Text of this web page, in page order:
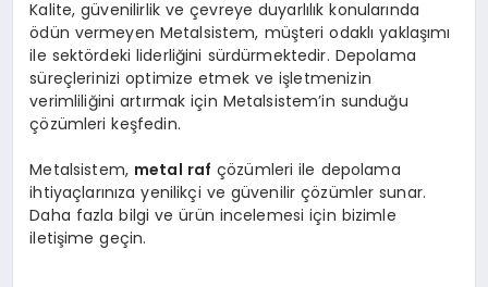
Kalite, güvenilirlik ve çevreye duyarlılık konularında
ödün vermeyen Metalsistem, müşteri odaklı yaklaşımı
ile sektördeki liderliğini sürdürmektedir. Depolama
süreçlerinizi optimize etmek ve işletmenizin
verimliliğini artırmak için Metalsistem’in sunduğu
çözümleri keşfedin.
Metalsistem, metal raf çözümleri ile depolama
ihtiyaçlarınıza yenilikçi ve güvenilir çözümler sunar.
Daha fazla bilgi ve ürün incelemesi için bizimle
iletişime geçin.